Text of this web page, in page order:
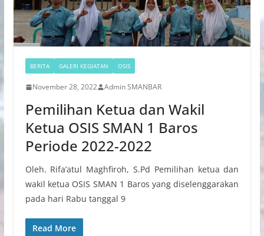
BERITA GALERI KEGIATAN OSIS
November 28, 2022 Admin SMANBAR
Pemilihan Ketua dan Wakil
Ketua OSIS SMAN 1 Baros
Periode 2022-2022
Oleh. Rifa’atul Maghfiroh, S.Pd Pemilihan ketua dan
wakil ketua OSIS SMAN 1 Baros yang diselenggarakan
pada hari Rabu tanggal 9
Read More